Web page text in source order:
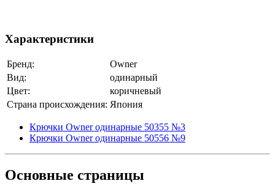
Характеристики
Бренд:
Owner
Вид:
одинарный
Цвет:
коричневый
Страна происхождения: Япония
Крючки Owner одинарные 50355 №3
Крючки Owner одинарные 50556 №9
Основные страницы